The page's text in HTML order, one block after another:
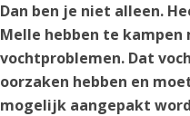
Dan ben je niet alleen.
Melle hebben te kampen
vochtproblemen. Dat
oorzaken hebben en
mogelijk aangepakt